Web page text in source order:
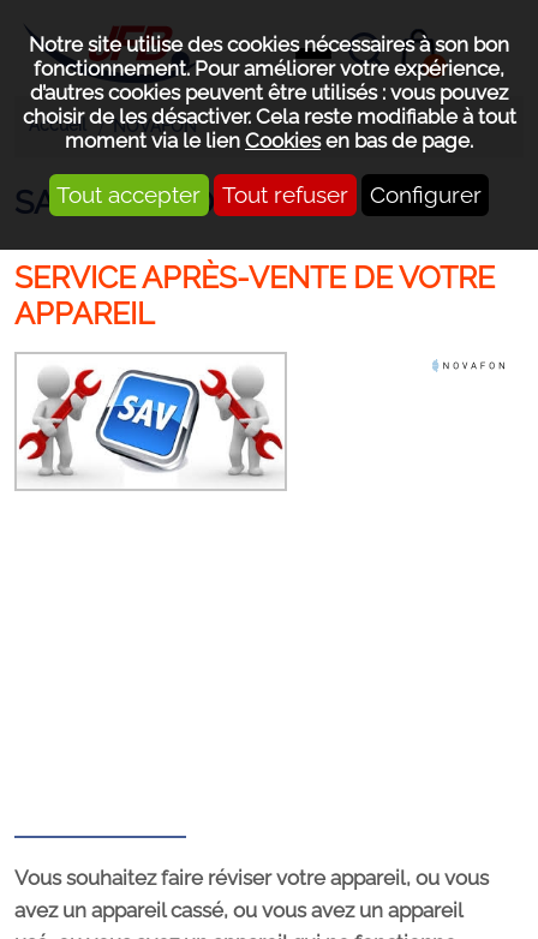
Notre site utilise des cookies nécessaires à son bon
fonctionnement. Pour améliorer votre expérience,
d’autres cookies peuvent être utilisés : vous pouvez
choisir de les désactiver. Cela reste modifiable à tout
moment via le lien Cookiesen bas de page.
Tout accepter Tout refuser Configurer
0
Accueil NOVAFON
SAV NOVAFON ®
SERVICE APRÈS-VENTE DE VOTRE
APPAREIL
Vous souhaitez faire réviser votre appareil, ou vous
avez un appareil cassé, ou vous avez un appareil